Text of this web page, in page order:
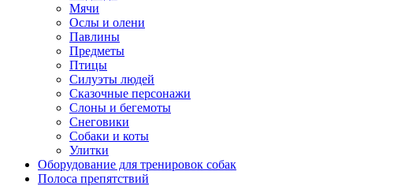
Мячи
Ослы и олени
Павлины
Предметы
Птицы
Силуэты людей
Сказочные персонажи
Слоны и бегемоты
Снеговики
Собаки и коты
Улитки
Оборудование для тренировок собак
Полоса препятствий